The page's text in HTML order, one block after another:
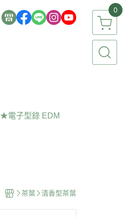
0
★電子型錄 EDM
茶葉 清香型茶葉